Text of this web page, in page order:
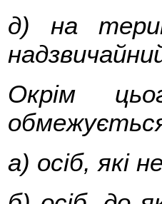
д) на
Окрім
а) осіб, які